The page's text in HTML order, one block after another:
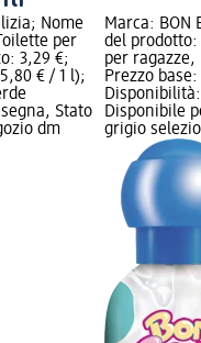
Nome
per
3,29 €;
€ / 1 l);
Stato
dm
Marca: BON
del prodotto:
per ragazze,
Prezzo
Disponibile
grigio